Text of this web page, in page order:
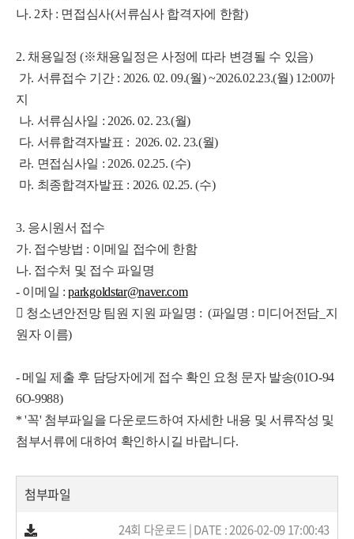
나. 2차 : 면접심사(서류심사 합격자에 한함)
2. 채용일정 (※채용일정은 사정에 따라 변경될 수 있음)
가. 서류접수 기간 : 2026. 02. 09.(월) ~2026.02.23.(월) 12:00까
지
나. 서류심사일 : 2026. 02. 23.(월)
다. 서류합격자발표 : 2026. 02. 23.(월)
라. 면접심사일 : 2026. 02.25. (수)
마. 최종합격자발표 : 2026. 02.25. (수)
3. 응시원서 접수
가. 접수방법 : 이메일 접수에 한함
나. 접수처 및 접수 파일명
- 이메일 :parkgoldstar@naver.com
 청소년안전망 팀원 지원 파일명 : (파일명 : 미디어전담_지
원자 이름)
- 메일 제출 후 담당자에게 접수 확인 요청 문자 발송(01O-94
6O-9988)
* '꼭' 첨부파일을 다운로드하여 자세한 내용 및 서류작성 및
첨부서류에 대하여 확인하시길 바랍니다.
첨부파일
24회 다운로드 | DATE : 2026-02-09 17:00:43